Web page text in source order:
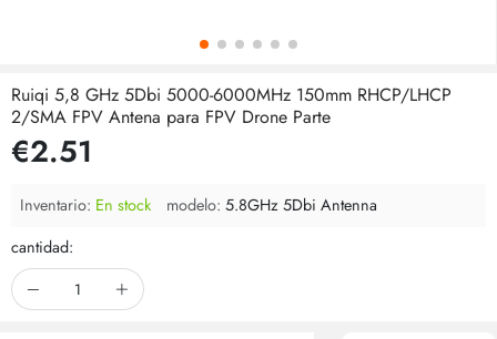
Ruiqi 5,8 GHz 5Dbi 5000-6000MHz 150mm RHCP/LHCP
2/SMA FPV Antena para FPV Drone Parte
€2.51
Inventario: En stock modelo: 5.8GHz 5Dbi Antenna
cantidad: